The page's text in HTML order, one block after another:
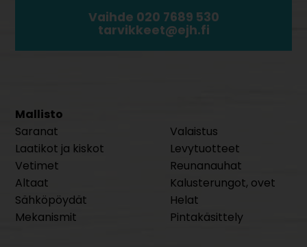
Vaihde 020 7689 530
tarvikkeet@ejh.fi
Mallisto
Saranat
Laatikot ja kiskot
Vetimet
Altaat
Sähköpöydät
Mekanismit
Valaistus
Levytuotteet
Reunanauhat
Kalusterungot, ovet
Helat
Pintakäsittely